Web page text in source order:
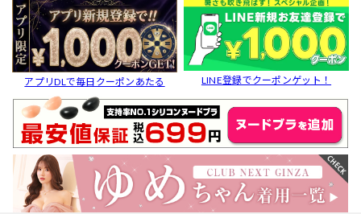
アプリDLで毎日クーポンあたる LINE登録でクーポンゲット！